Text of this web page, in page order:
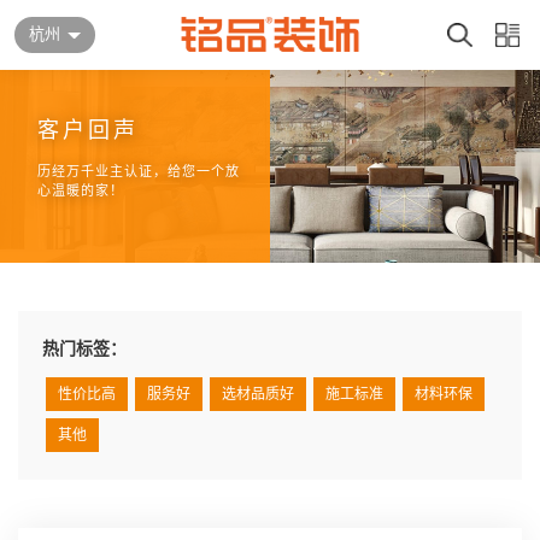
杭州
客户回声
历经万千业主认证，给您一个放
心温暖的家！
热门标签：
性价比高 服务好 选材品质好 施工标准 材料环保
其他